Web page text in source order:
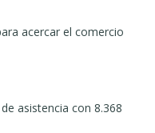
acercar el comercio
asistencia con 8.368